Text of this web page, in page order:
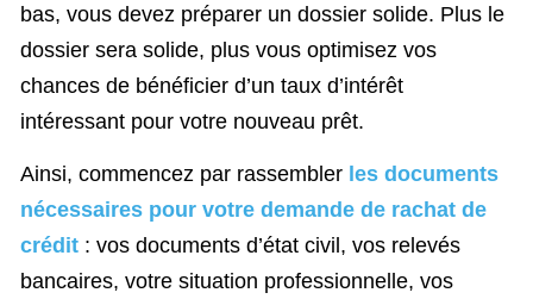
bas, vous devez préparer un dossier solide. Plus le
dossier sera solide, plus vous optimisez vos
chances de bénéficier d’un taux d’intérêt
intéressant pour votre nouveau prêt.
Ainsi, commencez par rassembler les documents
nécessaires pour votre demande de rachat de
crédit : vos documents d’état civil, vos relevés
bancaires, votre situation professionnelle, vos